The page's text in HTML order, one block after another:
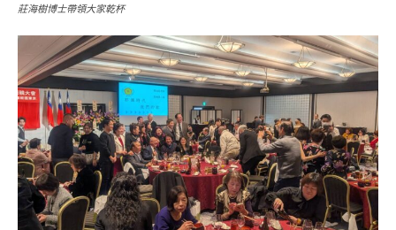
莊海樹博士帶領大家乾杯